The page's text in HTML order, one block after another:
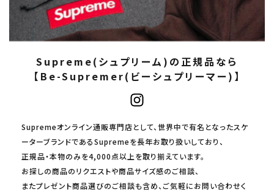
Supreme(シュプリーム)の正規品なら
【Be-Supremer(ビーシュプリーマー)】
Supremeオンライン通販専門店として、世界中で有名となったスケ
ーターブランドであるSupremeを長年お取り扱いしており、
正規品・本物のみを4,000点以上を取り揃えています。
お探しの商品のリクエストや商品サイズ感のご相談、
またプレゼント商品選びのご相談も含め、ご気軽にお問い合わせく